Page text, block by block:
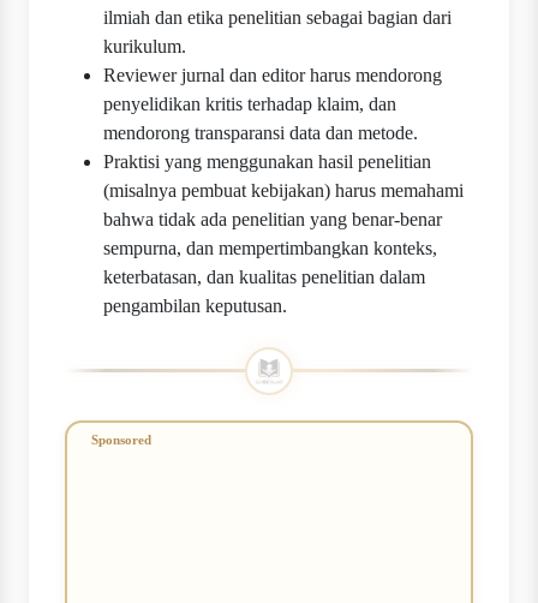
ilmiah dan etika penelitian sebagai bagian dari
kurikulum.
Reviewer jurnal dan editor harus mendorong
penyelidikan kritis terhadap klaim, dan
mendorong transparansi data dan metode.
Praktisi yang menggunakan hasil penelitian
(misalnya pembuat kebijakan) harus memahami
bahwa tidak ada penelitian yang benar-benar
sempurna, dan mempertimbangkan konteks,
keterbatasan, dan kualitas penelitian dalam
pengambilan keputusan.